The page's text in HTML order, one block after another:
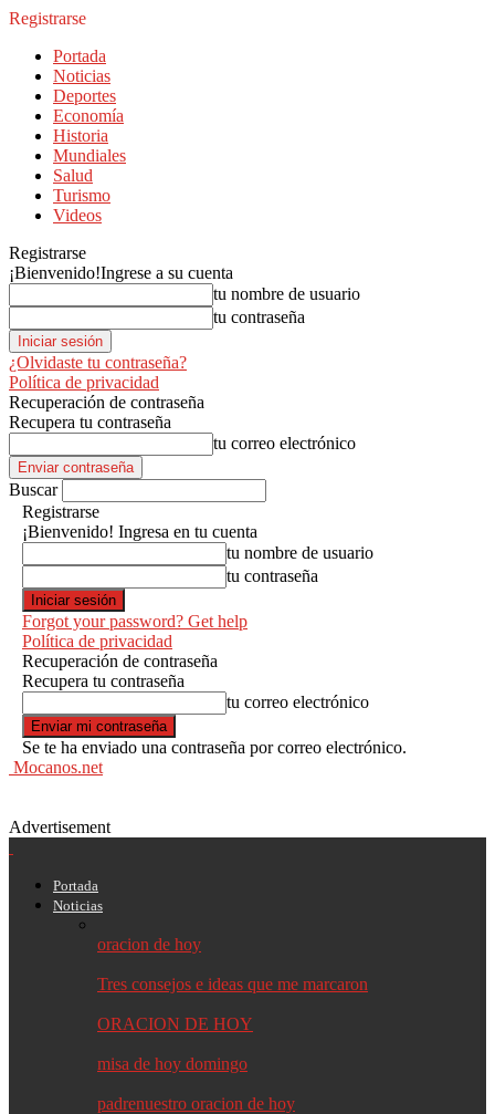
Registrarse
Portada
Noticias
Deportes
Economía
Historia
Mundiales
Salud
Turismo
Videos
Registrarse
¡Bienvenido!Ingrese a su cuenta
tu nombre de usuario
tu contraseña
¿Olvidaste tu contraseña?
Política de privacidad
Recuperación de contraseña
Recupera tu contraseña
tu correo electrónico
Buscar
Registrarse
¡Bienvenido! Ingresa en tu cuenta
tu nombre de usuario
tu contraseña
Forgot your password? Get help
Política de privacidad
Recuperación de contraseña
Recupera tu contraseña
tu correo electrónico
Se te ha enviado una contraseña por correo electrónico.
Mocanos.net
Advertisement
Portada
Noticias
oracion de hoy
Tres consejos e ideas que me marcaron
ORACION DE HOY
misa de hoy domingo
padrenuestro oracion de hoy